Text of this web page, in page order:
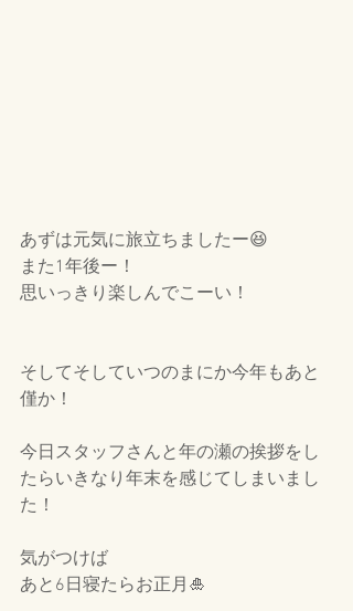
あずは元気に旅立ちましたー😆
また1年後ー！
思いっきり楽しんでこーい！
そしてそしていつのまにか今年もあと
僅か！
今日スタッフさんと年の瀬の挨拶をし
たらいきなり年末を感じてしまいまし
た！
気がつけば
あと6日寝たらお正月🎍